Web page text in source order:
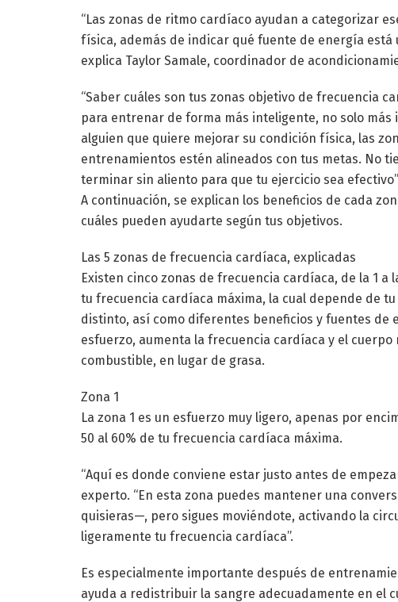
“Las zonas de ritmo cardíaco ayudan a categorizar
física, además de indicar qué fuente de energía está
explica Taylor Samale, coordinador de
“Saber cuáles son tus zonas objetivo de frecuencia
para entrenar de forma más inteligente, no solo más
alguien que quiere mejorar su condición física, las
entrenamientos estén alineados con tus metas. No
terminar sin aliento para que tu ejercicio sea
A continuación, se explican los beneficios de cada
cuáles pueden ayudarte según tus objetivos.
Las 5 zonas de frecuencia cardíaca, explicadas
Existen cinco zonas de frecuencia cardíaca, de la 1
tu frecuencia cardíaca máxima, la cual depende de
distinto, así como diferentes beneficios y fuentes de
esfuerzo, aumenta la frecuencia cardíaca y el
combustible, en lugar de grasa.
Zona 1
La zona 1 es un esfuerzo muy ligero, apenas por
50 al 60% de tu frecuencia cardíaca máxima.
“Aquí es donde conviene estar justo antes de
experto. “En esta zona puedes mantener una
quisieras—, pero sigues moviéndote, activando la
ligeramente tu frecuencia cardíaca”.
Es especialmente importante después de
ayuda a redistribuir la sangre adecuadamente en el